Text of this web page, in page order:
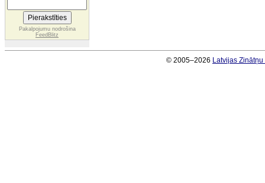
Pakalpojumu nodrošina
FeedBlitz
© 2005–2026 Latvijas